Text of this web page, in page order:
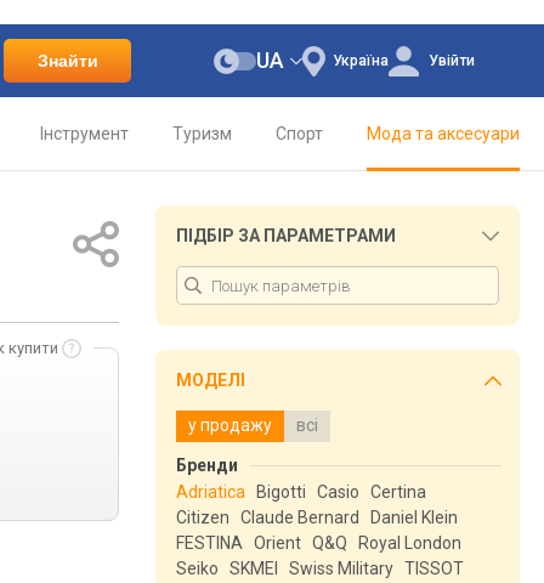
Знайти Україна
UA Увійти
Інструмент Туризм Спорт Мода та аксесуари
купити
ПІДБІР ЗА ПАРАМЕТРАМИ
МОДЕЛІ
у продажу всі
Бренди
Adriatica
Bigotti Casio
Certina
Citizen
Claude Bernard
Daniel Klein
FESTINA
Orient Q&Q
Royal London
Seiko
SKMEI Swiss Military TISSOT